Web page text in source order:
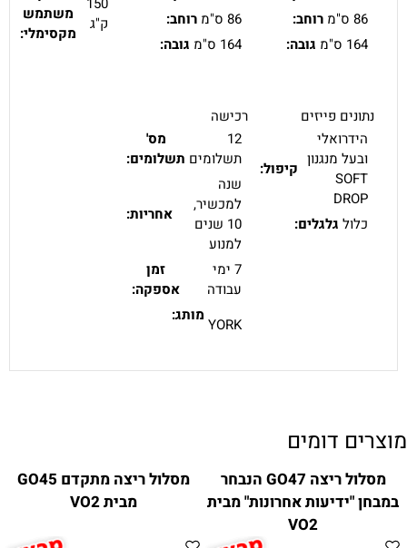
86 ס"מ
רוחב:
164 ס"מ
גובה:
86 ס"מ
רוחב:
164 ס"מ
גובה:
ק"ג
משתמש
מקסימלי:
נתונים פייזים
הידרואלי
ובעל מנגנון
SOFT
DROP
קיפול:
כלול גלגלים:
רכישה
12
תשלומים
מס'
תשלומים:
שנה
למכשיר,
10 שנים
למנוע
אחריות:
7 ימי
עבודה
זמן
אספקה:
YORK מותג:
מוצרים דומים
מסלול ריצה GO47 הנבחר
במבחן "ידיעות אחרונות" מבית
VO2
מסלול ריצה מתקדם GO45
מבית VO2